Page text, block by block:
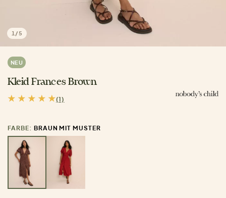
1 /5
NEU
Kleid Frances Brown
(1)
FARBE: BRAUN MIT MUSTER